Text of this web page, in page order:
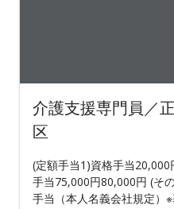
介護支援専門員／
区
(定額手当1)資格手当
手当75,000円80,000円 (そ
手当（本人名義会社規定）